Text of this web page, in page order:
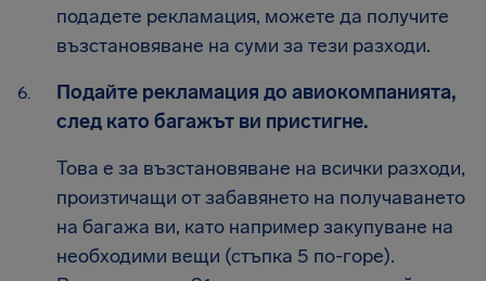
подадете рекламация, можете да получите
възстановяване на суми за тези разходи.
Подайте рекламация до авиокомпанията,
след като багажът ви пристигне.
Това е за възстановяване на всички разходи,
произтичащи от забавянето на получаването
на багажа ви, като например закупуване на
необходими вещи (стъпка 5 по-горе).